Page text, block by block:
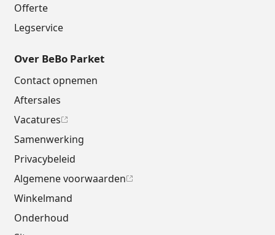
Offerte
Legservice
Over BeBo Parket
Contact opnemen
Aftersales
Vacatures
Samenwerking
Privacybeleid
Algemene voorwaarden
Winkelmand
Onderhoud